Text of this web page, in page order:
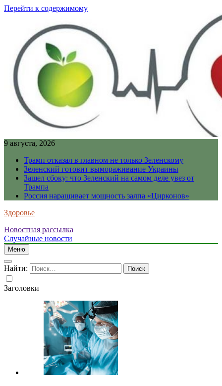
Перейти к содержимому
9 августа, 2026
Трамп отказал в главном не только Зеленскому
Зеленский готовит вымораживание Украины
Зашел сбоку: что Зеленский на самом деле увез от
Трампа
Россия наращивает мощность залпа «Цирконов»
Здоровье
Новостная рассылка
Случайные новости
Меню
Найти:
Заголовки